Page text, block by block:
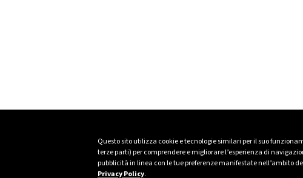
Questo sito utilizza cookie e tecnologie similari per il suo
terze parti) per comprendere e migliorare l’esperienza di
pubblicità in linea con le tue preferenze manifestate nell’ambito
Privacy Policy.